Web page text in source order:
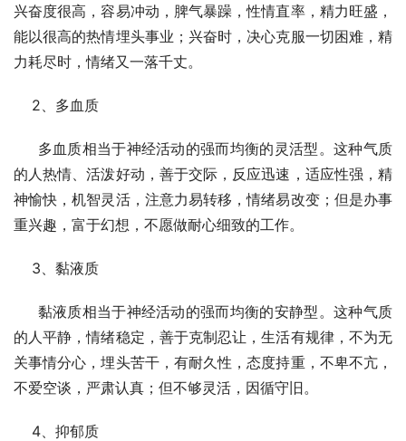
兴奋度很高，容易冲动，脾气暴躁，性情直率，精力旺盛，
能以很高的热情埋头事业；兴奋时，决心克服一切困难，精
力耗尽时，情绪又一落千丈。
2、多血质
多血质相当于神经活动的强而均衡的灵活型。这种气质
的人热情、活泼好动，善于交际，反应迅速，适应性强，精
神愉快，机智灵活，注意力易转移，情绪易改变；但是办事
重兴趣，富于幻想，不愿做耐心细致的工作。
3、黏液质
黏液质相当于神经活动的强而均衡的安静型。这种气质
的人平静，情绪稳定，善于克制忍让，生活有规律，不为无
关事情分心，埋头苦干，有耐久性，态度持重，不卑不亢，
不爱空谈，严肃认真；但不够灵活，因循守旧。
4、抑郁质